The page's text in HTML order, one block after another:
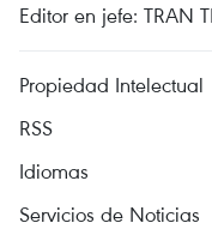
Editor en jefe: TRAN
Propiedad Intelectual
RSS
Idiomas
Servicios de Noticias